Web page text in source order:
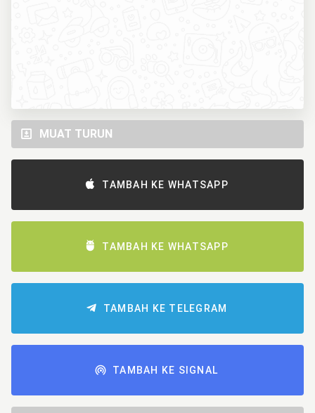
MUAT TURUN
TAMBAH KE WHATSAPP
TAMBAH KE WHATSAPP
TAMBAH KE TELEGRAM
TAMBAH KE SIGNAL